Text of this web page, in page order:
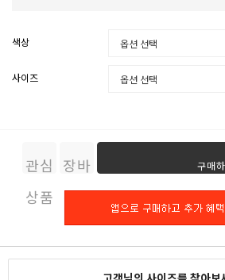
색상
사이즈
관심
상품
장바
구니
구매